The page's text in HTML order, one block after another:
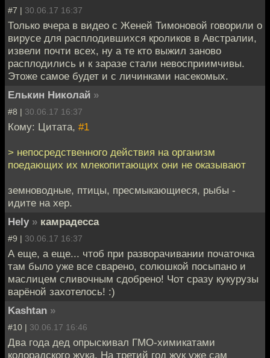
#7 | 30.06.17 16:37
Только вчера в видео с Женей Тимоновой говорили о
вирусе для расплодившихся кроликов в Австралии,
извели почти всех, ну а те кто выжил заново
расплодились и к заразе стали невосприимчивы.
Этоже самое будет и с личинками насекомых.
Елькин Николай »
#8 | 30.06.17 16:37
Кому: Цитата, #1
> непосредственного действия на организм
поедающих их млекопитающих они не оказывают
земноводные, птицы, пресмыкающиеся, рыбы -
идите на хер.
Hely » камрадесса
#9 | 30.06.17 16:37
А еще, а еще... чтоб при разворачивании початочка
там было уже все сварено, солюшкой посыпано и
маслицем сливочным сдобрено! Чот сразу кукурузы
варёной захотелось! :)
Kashtan »
#10 | 30.06.17 16:46
Два года дед опрыскивал ГМО-химикатами
колорадского жука. На третий год жук уже сам